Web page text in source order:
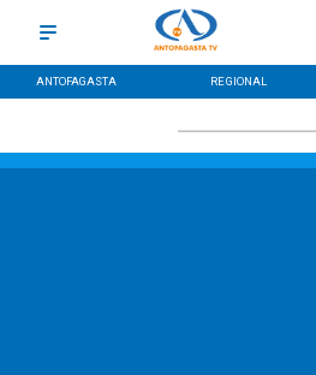
ANTOFAGASTA REGIONAL